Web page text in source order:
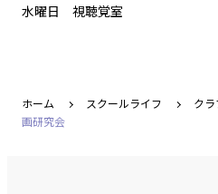
水曜日 視聴覚室
ホーム スクールライフ ク
画研究会